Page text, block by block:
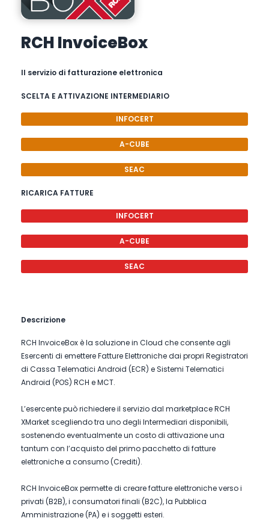
RCH InvoiceBox
Il servizio di fatturazione elettronica
SCELTA E ATTIVAZIONE INTERMEDIARIO
INFOCERT
A-CUBE
SEAC
RICARICA FATTURE
INFOCERT
A-CUBE
SEAC
Descrizione
RCH InvoiceBox è la soluzione in Cloud che consente agli
Esercenti di emettere Fatture Elettroniche dai propri Registratori
di Cassa Telematici Android (ECR) e Sistemi Telematici
Android (POS) RCH e MCT.
L’esercente può richiedere il servizio dal marketplace RCH
XMarket scegliendo tra uno degli Intermediari disponibili,
sostenendo eventualmente un costo di attivazione una
tantum con l’acquisto del primo pacchetto di fatture
elettroniche a consumo (Crediti).
RCH InvoiceBox permette di creare fatture elettroniche verso i
privati (B2B), i consumatori finali (B2C), la Pubblica
Amministrazione (PA) e i soggetti esteri.